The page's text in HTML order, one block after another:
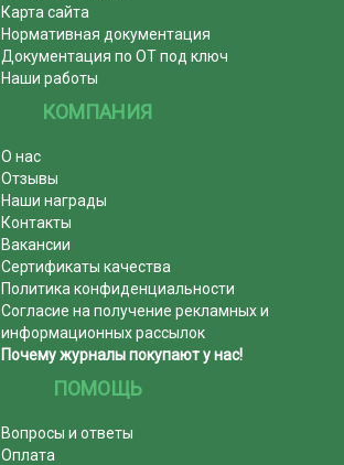
Карта сайта
Нормативная документация
Документация по ОТ под ключ
Наши работы
КОМПАНИЯ
О нас
Отзывы
Наши награды
Контакты
Вакансии
Сертификаты качества
Политика конфиденциальности
Согласие на получение рекламных и
информационных рассылок
Почему журналы покупают у нас!
ПОМОЩЬ
Вопросы и ответы
Оплата